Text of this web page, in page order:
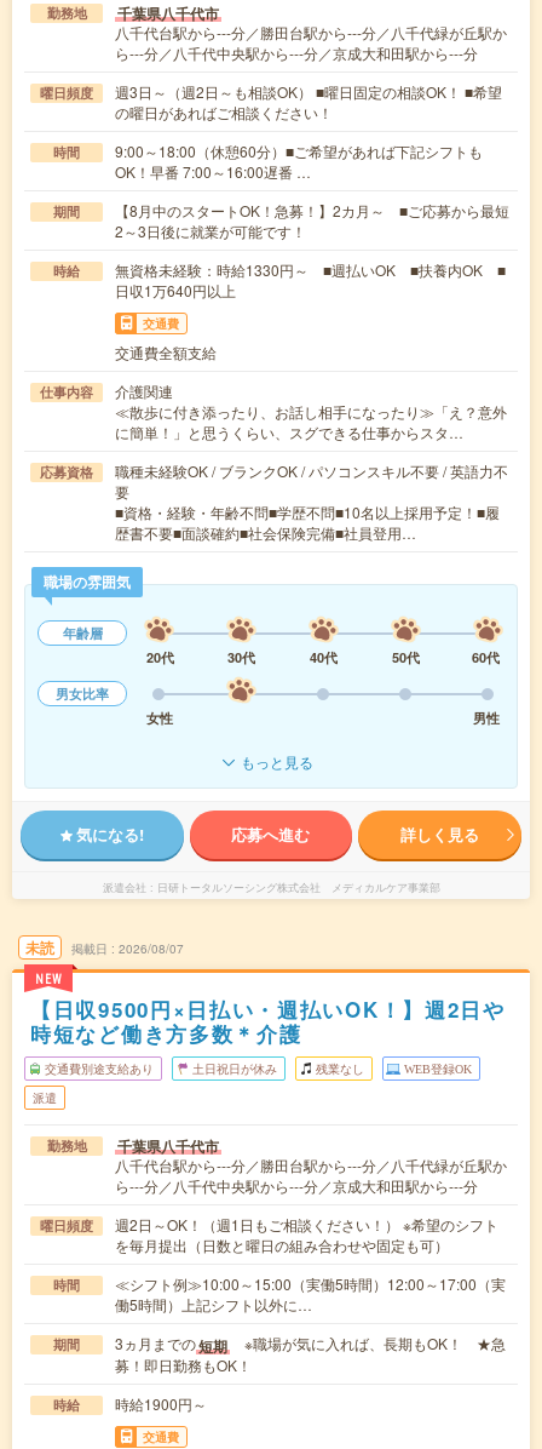
勤務地 千葉県八千代市
八千代台駅から---分／勝田台駅から---分／八千代緑が丘駅か
ら---分／八千代中央駅から---分／京成大和田駅から---分
曜日頻度
週3日～（週2日～も相談OK） ■曜日固定の相談OK！ ■希望
の曜日があればご相談ください！
時間
9:00～18:00（休憩60分）■ご希望があれば下記シフトも
OK！早番 7:00～16:00遅番 …
期間
【8月中のスタートOK！急募！】2カ月～ ■ご応募から最短
2～3日後に就業が可能です！
時給
無資格未経験：時給1330円～ ■週払いOK ■扶養内OK ■
日収1万640円以上
交通費
交通費全額支給
仕事内容
介護関連
≪散歩に付き添ったり、お話し相手になったり≫「え？意外
に簡単！」と思うくらい、スグできる仕事からスタ…
応募資格
職種未経験OK / ブランクOK / パソコンスキル不要 / 英語力不
要
■資格・経験・年齢不問■学歴不問■10名以上採用予定！■履
歴書不要■面談確約■社会保険完備■社員登用…
職場の雰囲気
年齢層
20代
30代 40代 50代
60代
男女比率
女性
男性
もっと見る
気になる! 応募へ進む 詳しく見る
派遣会社 日研トータルソーシング株式会社 メディカルケア事業部
未読
NEW
掲載日 2026/08/07
【日収9500円×日払い・週払いOK！】週2日や
時短など働き方多数＊介護
交通費別途支給あり 土日祝日が休み 残業なし WEB登録OK
派遣
勤務地 千葉県八千代市
八千代台駅から---分／勝田台駅から---分／八千代緑が丘駅か
ら---分／八千代中央駅から---分／京成大和田駅から---分
曜日頻度
週2日～OK！（週1日もご相談ください！） ※希望のシフト
を毎月提出（日数と曜日の組み合わせや固定も可）
時間
≪シフト例≫10:00～15:00（実働5時間）12:00～17:00（実
働5時間）上記シフト以外に…
期間 3ヵ月までの短期
※職場が気に入れば、長期もOK！ ★急
募！即日勤務もOK！
時給 時給1900円～
交通費